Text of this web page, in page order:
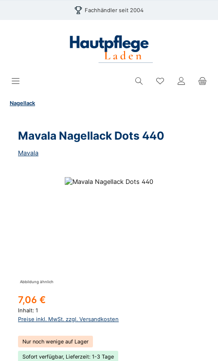
Zum Hauptinhalt springen Fachhändler seit 2004
Du hast 0
Nagellack
Mavala Nagellack Dots 440
Mavala
Bildergalerie überspringen
Abbildung ähnlich
Regulärer Preis:
7,06 €
Inhalt: 1
Preise inkl. MwSt. zzgl. Versandkosten
Nur noch wenige auf Lager
Sofort verfügbar, Lieferzeit: 1-3 Tage